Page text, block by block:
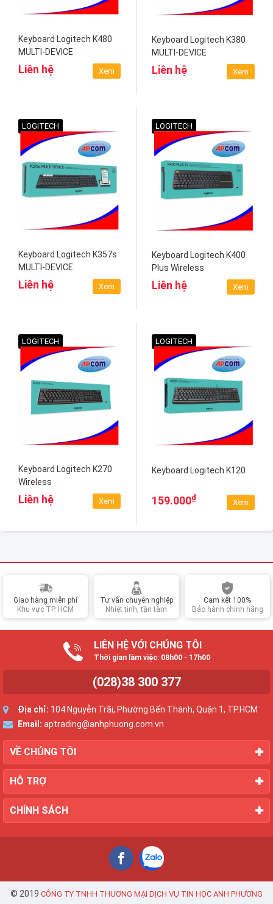
Keyboard Logitech K480
MULTI-DEVICE
Liên hệ Xem
Keyboard Logitech K380
MULTI-DEVICE
BLUETOOTH
Liên hệ Xem
LOGITECH
Keyboard Logitech K357s
MULTI-DEVICE
Liên hệ Xem
LOGITECH
Keyboard Logitech K400
Plus Wireless
Liên hệ Xem
LOGITECH
Keyboard Logitech K270
Wireless
Liên hệ Xem
LOGITECH
Keyboard Logitech K120
159.000₫
Xem
Giao hàng miễn phí
Khu vực TP. HCM
Tư vấn chuyên nghiệp
Nhiệt tình, tận tâm
Cam kết 100%
Bảo hành chính hãng
LIÊN HỆ VỚI CHÚNG TÔI
Thời gian làm việc: 08h00 - 17h00
(028)38 300 377
Địa chỉ: 104 Nguyễn Trãi, Phường Bến Thành, Quận 1, TP.HCM
Email: aptrading@anhphuong.com.vn
VỀ CHÚNG TÔI
HỖ TRỢ
CHÍNH SÁCH
© 2019 CÔNG TY TNHH THƯƠNG MẠI DỊCH VỤ TIN HỌC ANH PHƯƠNG